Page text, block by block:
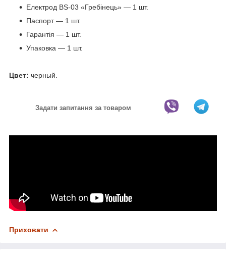
Електрод BS-03 «Гребінець» — 1 шт.
Паспорт — 1 шт.
Гарантія — 1 шт.
Упаковка — 1 шт.
Цвет: черный.
Задати запитання за товаром
Приховати